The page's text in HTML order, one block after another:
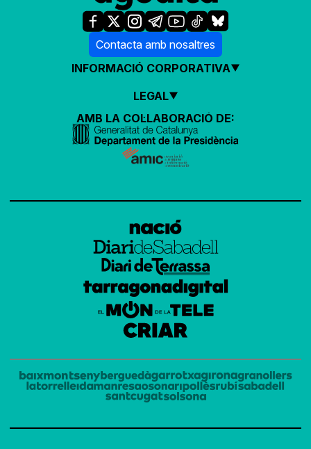
Contacta amb nosaltres
INFORMACIÓ CORPORATIVA
LEGAL
AMB LA COL·LABORACIÓ DE: